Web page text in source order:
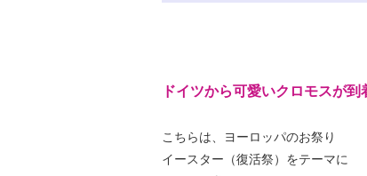
ドイツから可愛いクロモスが到
こちらは、ヨーロッパのお祭り
イースター（復活祭）をテーマに